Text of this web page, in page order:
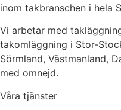
inom takbranschen i hela
Vi arbetar med
takomläggning i Stor-
Sörmland, Västmanland,
med omnejd.
Våra tjänster